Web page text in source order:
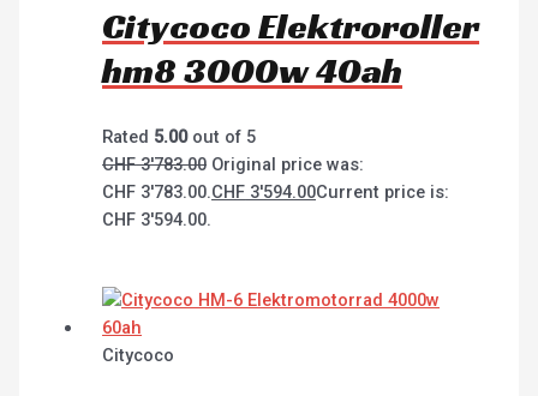
Citycoco Elektroroller
hm8 3000w 40ah
Rated 5.00out of 5
CHF3'783.00 Original price was:
CHF 3'783.00.CHF 3'594.00Current price is:
CHF 3'594.00.
Citycoco